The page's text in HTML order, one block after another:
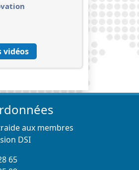
vidéos
aux membres
DSI
65